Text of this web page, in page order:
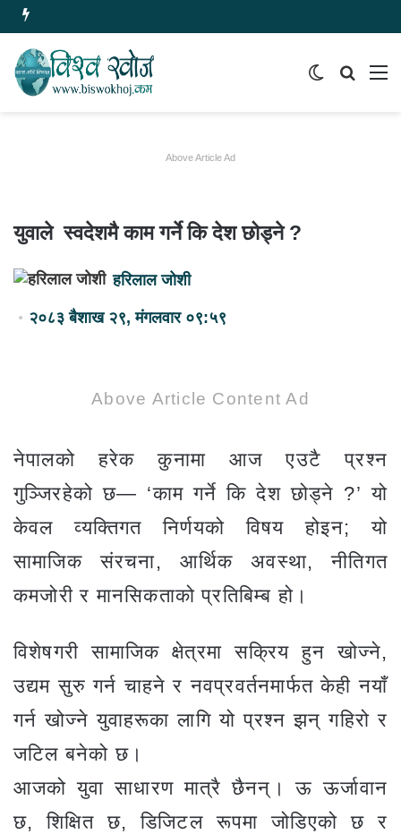
समाचार
Switch
Above Article Ad
युवाले स्वदेशमै काम गर्ने कि देश छोड्ने ?
हरिलाल जोशी
२०८३ बैशाख २९, मंगलवार ०९:५९
Above Article Content Ad
नेपालको हरेक कुनामा आज एउटै प्रश्न
गुञ्जिरहेको छ— ‘काम गर्ने कि देश छोड्ने ?’ यो
केवल व्यक्तिगत निर्णयको विषय होइन; यो
सामाजिक संरचना, आर्थिक अवस्था, नीतिगत
कमजोरी र मानसिकताको प्रतिबिम्ब हो।
विशेषगरी सामाजिक क्षेत्रमा सक्रिय हुन खोज्ने,
उद्यम सुरु गर्न चाहने र नवप्रवर्तनमार्फत केही नयाँ
गर्न खोज्ने युवाहरूका लागि यो प्रश्न झन् गहिरो र
जटिल बनेको छ।
आजको युवा साधारण मात्रै छैनन्। ऊ ऊर्जावान
छ, शिक्षित छ, डिजिटल रूपमा जोडिएको छ र